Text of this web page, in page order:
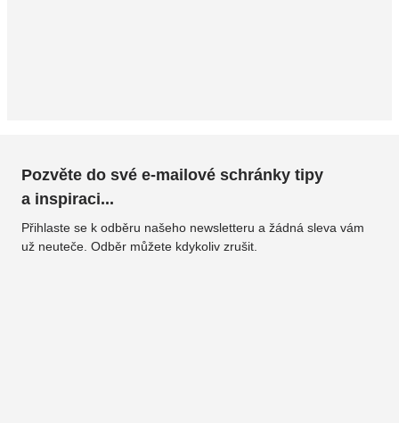
Pozvěte do své e-mailové schránky tipy
a inspiraci...
Přihlaste se k odběru našeho newsletteru a žádná sleva vám
už neuteče. Odběr můžete kdykoliv zrušit.